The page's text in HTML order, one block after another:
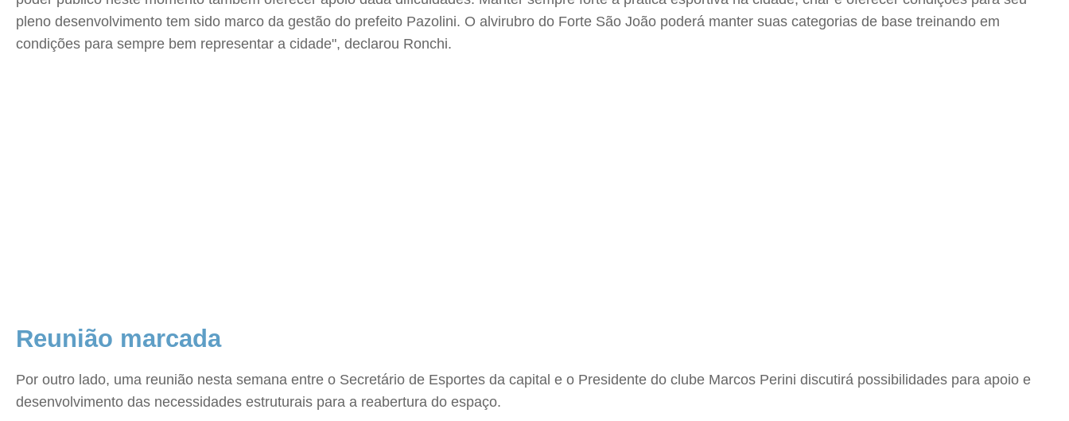
pleno desenvolvimento tem sido marco da gestão do prefeito Pazolini. O alvirubro do Forte São João poderá manter suas categorias de base treinando em
condições para sempre bem representar a cidade", declarou Ronchi.
Reunião marcada
Por outro lado, uma reunião nesta semana entre o Secretário de Esportes da capital e o Presidente do clube Marcos Perini discutirá possibilidades para apoio e
desenvolvimento das necessidades estruturais para a reabertura do espaço.